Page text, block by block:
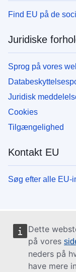
Dette
på vores
neders på
have mere
Find EU på de
Juridiske
Sprog på vores
Juridisk
Cookies
Tilgængelighed
Kontakt EU
Søg efter alle EU-